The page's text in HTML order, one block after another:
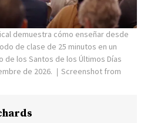
demuestra cómo enseñar desde
de clase de 25 minutos en un
los Santos de los Últimos Días
de 2026.
Screenshot from